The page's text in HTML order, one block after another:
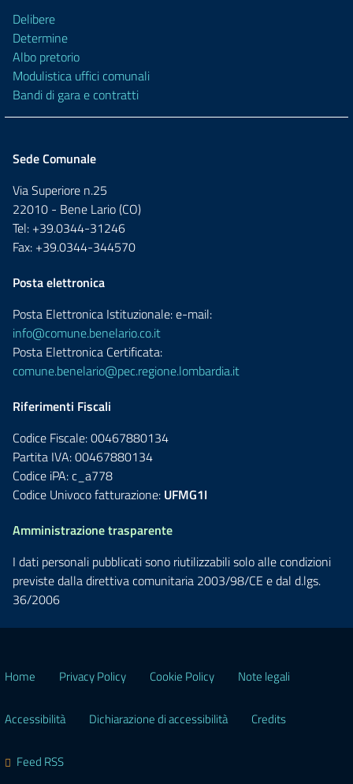
Delibere
Determine
Albo pretorio
Modulistica uffici comunali
Bandi di gara e contratti
Sede Comunale
Via Superiore n.25
22010 - Bene Lario (CO)
Tel: +39.0344-31246
Fax: +39.0344-344570
Posta elettronica
Posta Elettronica Istituzionale: e-mail:
info@comune.benelario.co.it
Posta Elettronica Certificata:
comune.benelario@pec.regione.lombardia.it
Riferimenti Fiscali
Codice Fiscale: 00467880134
Partita IVA: 00467880134
Codice iPA: c_a778
Codice Univoco fatturazione: UFMG1I
Amministrazione trasparente
I dati personali pubblicati sono riutilizzabili solo alle condizioni
previste dalla direttiva comunitaria 2003/98/CE e dal d.lgs.
36/2006
Home Privacy Policy Cookie Policy Note legali
Accessibilità Dichiarazione di accessibilità Credits
Feed RSS